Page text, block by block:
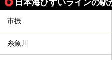
日本海ひすいラインの
市振
糸魚川